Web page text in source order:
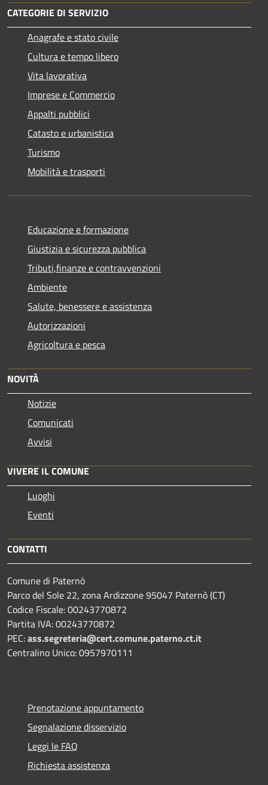
CATEGORIE DI SERVIZIO
Anagrafe e stato civile
Cultura e tempo libero
Vita lavorativa
Imprese e Commercio
Appalti pubblici
Catasto e urbanistica
Turismo
Mobilità e trasporti
Educazione e formazione
Giustizia e sicurezza pubblica
Tributi,finanze e contravvenzioni
Ambiente
Salute, benessere e assistenza
Autorizzazioni
Agricoltura e pesca
NOVITÀ
Notizie
Comunicati
Avvisi
VIVERE IL COMUNE
Luoghi
Eventi
CONTATTI
Comune di Paternò
Parco del Sole 22, zona Ardizzone 95047 Paternò (CT)
Codice Fiscale: 00243770872
Partita IVA: 00243770872
PEC:ass.segreteria@cert.comune.paterno.ct.it
Centralino Unico: 0957970111
Prenotazione appuntamento
Segnalazione disservizio
Leggi le FAQ
Richiesta assistenza